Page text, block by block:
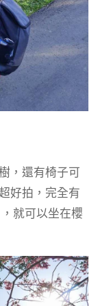
，還有椅子可
好拍，完全有
就可以坐在櫻